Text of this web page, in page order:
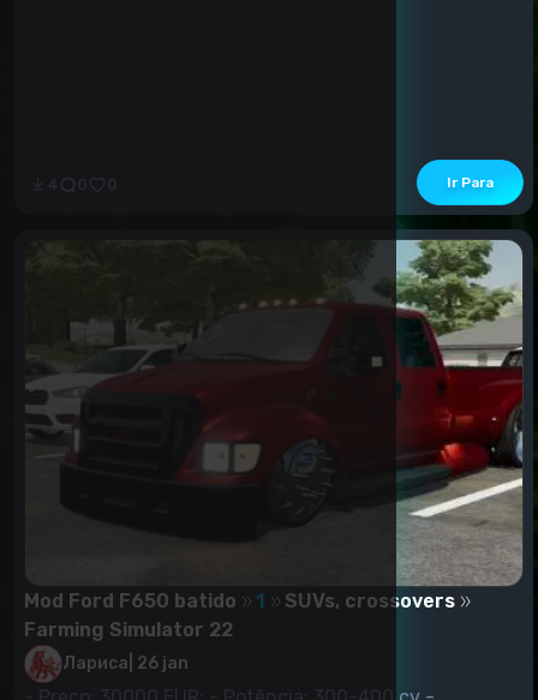
Ir Para
Mod Ford F650 batido 1
SUVs, crossovers
Farming Simulator 22
Лариса 26 jan